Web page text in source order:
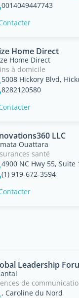
0014049447743
Home Direct
Home Direct
à domicile
5008 Hickory Blvd,
8282120580
LLC
Ouattara
santé
4900 NC Hwy 55,
(1) 919-672-3594
Leadership
de
, Caroline du Nord